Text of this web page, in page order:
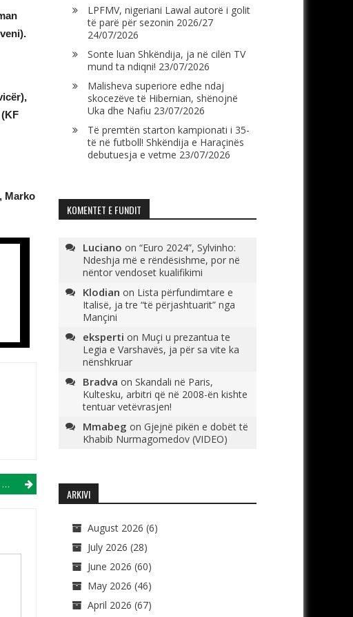
Marko
LPFMV, nigeriani Lawal autorë i golit
të parë për sezonin 2026/27
24/07/2026
Sonte luan Shkëndija, ja në cilën TV
mund ta ndiqni! 23/07/2026
Malisheva superiore edhe ndaj
skocezëve të Hibernian, shënojnë
Uka dhe Nafiu 23/07/2026
Të premtën starton kampionati i 35-
të në futboll! Shkëndija e Haraçinës
debutuesja e vetme 23/07/2026
KOMENTET E FUNDIT
Luciano on “Euro 2024”, Sylvinho:
Ndeshja më e rëndësishme, por në
nëntor vendoset kualifikimi
Klodian on Lista përfundimtare e
Italisë, ja tre “të përjashtuarit” nga
Mançini
eksperti on Muçi u prezantua te
Legia e Varshavës, ja për sa vite ka
nënshkruar
Bradva on Skandali në Paris,
Kultesku, arbitri që në 2008-ën kishte
tentuar vetëvrasjen!
Mmabeg on Gjejnë pikën e dobët të
Khabib Nurmagomedov (VIDEO)
ARKIVI
August 2026 (6)
July 2026 (28)
June 2026 (60)
May 2026 (46)
April 2026 (67)